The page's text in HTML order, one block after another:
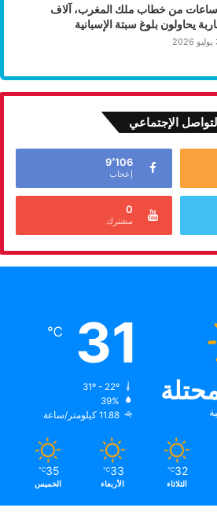
ساعات من خطاب ملك المغرب، آلاف
يحاولون بلوغ سبتة الإسبانية
الإجتماعي
9٬106
إعجاب
0
مشترك
31
℃
39%
11.88 كيلومتر/ساعة
32
℃
الثلاثاء
33
℃
الأربعاء
35
℃
الخميس